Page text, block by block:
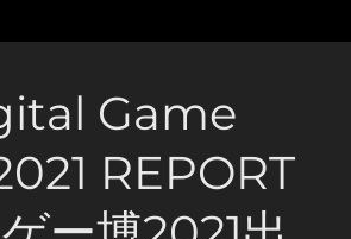
Game
REPORT